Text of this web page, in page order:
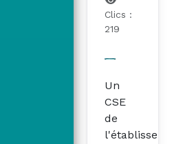
Clics :
219
Un
CSE
de